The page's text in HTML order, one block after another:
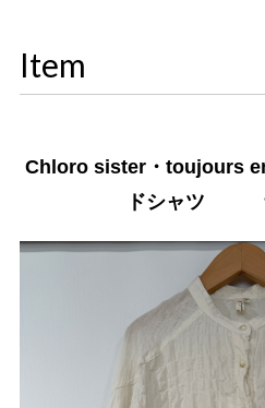
Item
Chloro sister・toujours
ドシャツ